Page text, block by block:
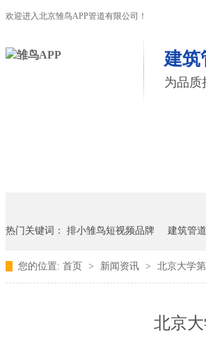
欢迎进入北京雏鸟APP管道有限公司！
建筑
为品质
热门关键词： 排小雏鸟短视频品牌 建筑管道
您的位置: 首页 > 新闻资讯 > 北京大学
北京